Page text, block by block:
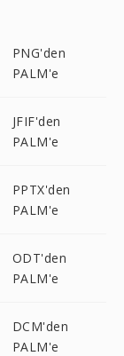
PNG'den
PALM'e
JFIF'den
PALM'e
PPTX'den
PALM'e
ODT'den
PALM'e
DCM'den
PALM'e